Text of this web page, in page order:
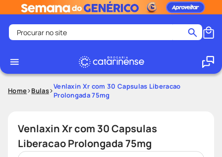
Procurar no site
1
medley
protetor solar facial
5º
tadalafila
6º
lenço umedecido
Home Bulas Venlaxin Xr com 30 Capsulas Liberacao
Prolongada 75mg
Venlaxin Xr com 30 Capsulas
Liberacao Prolongada 75mg